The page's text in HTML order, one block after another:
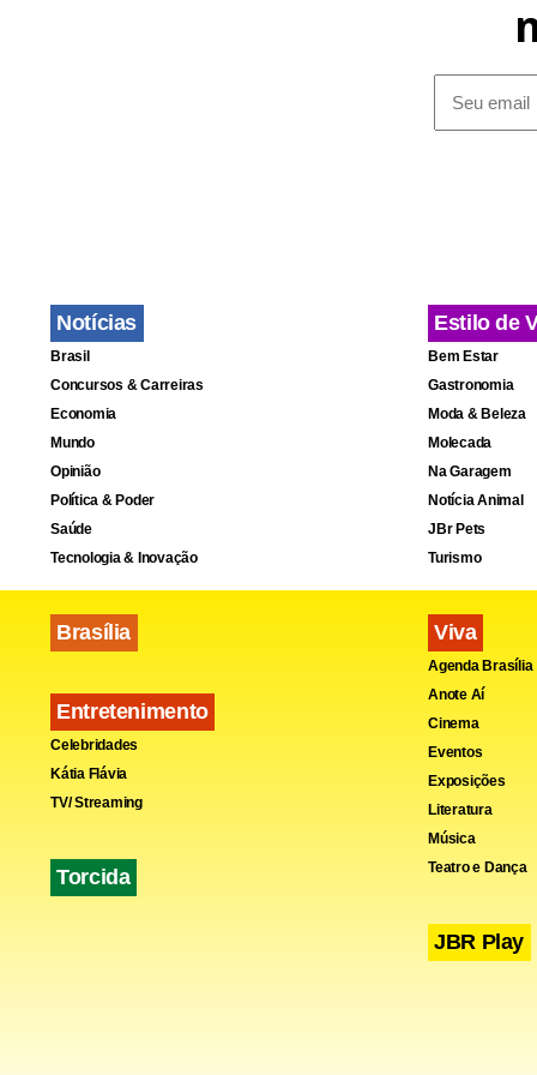
Notícias
Brasil
Concursos & Carreiras
Economia
Mundo
Opinião
Política & Poder
Saúde
Tecnologia & Inovação
Brasília
Entretenimento
Celebridades
Kátia Flávia
TV/ Streaming
Torcida
Estilo de
Bem Estar
Gastronomia
Moda & Beleza
Molecada
Na Garagem
Notícia Animal
JBr Pets
Turismo
Viva
Agenda Brasília
Anote Aí
Cinema
Eventos
Exposições
Literatura
Música
Teatro e Dança
JBR Play